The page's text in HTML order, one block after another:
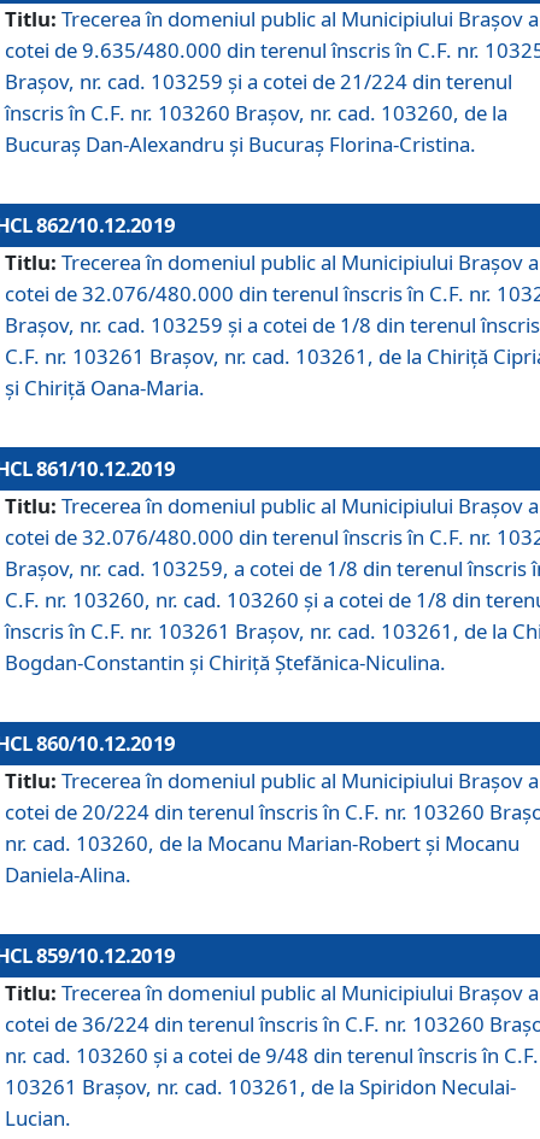
Titlu: Trecerea în domeniul public al Municipiului Braşov a
cotei de 9.635/480.000 din terenul înscris în C.F. nr.
Brașov, nr. cad. 103259 și a cotei de 21/224 din terenul
înscris în C.F. nr. 103260 Brașov, nr. cad. 103260, de la
Bucuraș Dan-Alexandru și Bucuraș Florina-Cristina.
862/10.12.2019
Titlu: Trecerea în domeniul public al Municipiului Braşov a
cotei de 32.076/480.000 din terenul înscris în C.F. nr.
Brașov, nr. cad. 103259 și a cotei de 1/8 din terenul
C.F. nr. 103261 Brașov, nr. cad. 103261, de la Chiriță
și Chiriță Oana-Maria.
861/10.12.2019
Titlu: Trecerea în domeniul public al Municipiului Braşov a
cotei de 32.076/480.000 din terenul înscris în C.F. nr.
Brașov, nr. cad. 103259, a cotei de 1/8 din terenul înscris
C.F. nr. 103260, nr. cad. 103260 și a cotei de 1/8 din
înscris în C.F. nr. 103261 Brașov, nr. cad. 103261, de la
Bogdan-Constantin și Chiriță Ștefănica-Niculina.
860/10.12.2019
Titlu: Trecerea în domeniul public al Municipiului Braşov a
cotei de 20/224 din terenul înscris în C.F. nr. 103260
nr. cad. 103260, de la Mocanu Marian-Robert și Mocanu
Daniela-Alina.
859/10.12.2019
Titlu: Trecerea în domeniul public al Municipiului Braşov a
cotei de 36/224 din terenul înscris în C.F. nr. 103260
nr. cad. 103260 și a cotei de 9/48 din terenul înscris în
103261 Brașov, nr. cad. 103261, de la Spiridon Neculai-
Lucian.